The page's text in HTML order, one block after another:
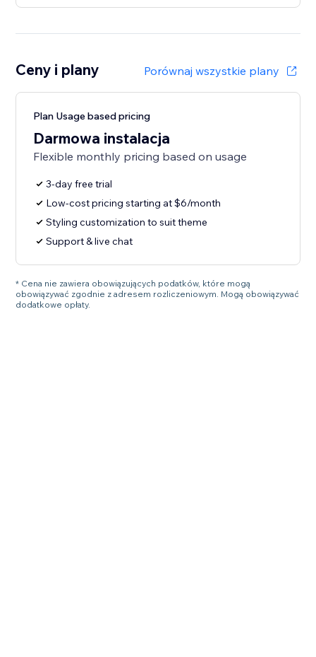
Ceny i plany Porównaj wszystkie plany
Plan Usage based pricing
Darmowa instalacja
Flexible monthly pricing based on usage
3-day free trial
Low-cost pricing starting at $6/month
Styling customization to suit theme
Support & live chat
* Cena nie zawiera obowiązujących podatków, które mogą
obowiązywać zgodnie z adresem rozliczeniowym. Mogą obowiązywać
dodatkowe opłaty.